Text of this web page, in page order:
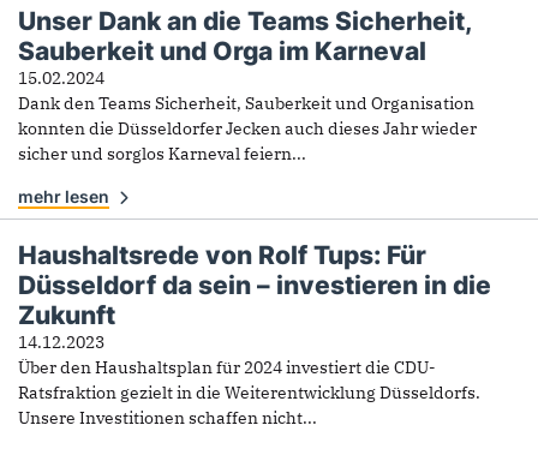
Unser Dank an die Teams Sicherheit,
Sauberkeit und Orga im Karneval
15.02.2024
Dank den Teams Sicherheit, Sauberkeit und Organisation
konnten die Düsseldorfer Jecken auch dieses Jahr wieder
sicher und sorglos Karneval feiern...
mehr lesen
Haushaltsrede von Rolf Tups: Für
Düsseldorf da sein – investieren in die
Zukunft
14.12.2023
Über den Haushaltsplan für 2024 investiert die CDU-
Ratsfraktion gezielt in die Weiterentwicklung Düsseldorfs.
Unsere Investitionen schaffen nicht...